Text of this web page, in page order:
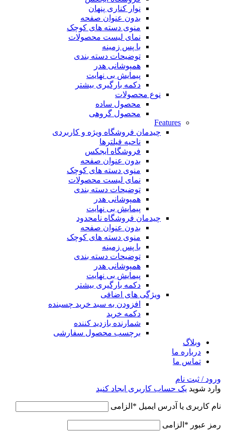
نوار کناری پنهان
بدون عنوان صفحه
منوی دسته های کوچک
نمای لیست محصولات
با پس زمینه
توضیحات دسته بندی
همپوشانی هدر
پیمایش بی نهایت
دکمه بارگیری بیشتر
نوع محصولات
محصول ساده
محصول گروهی
Features
چیدمان فروشگاه ویژه و کاربردی
ناحیه فیلترها
فروشگاه ایجکس
بدون عنوان صفحه
منوی دسته های کوچک
نمای لیست محصولات
توضیحات دسته بندی
همپوشانی هدر
پیمایش بی نهایت
چیدمان فروشگاه نامحدود
بدون عنوان صفحه
منوی دسته های کوچک
با پس زمینه
توضیحات دسته بندی
همپوشانی هدر
پیمایش بی نهایت
دکمه بارگیری بیشتر
ویژگی های اضافی
افزودن به سبد خرید چسبنده
دکمه خرید
شمارنده بازدید کننده
برچسب محصول سفارشی
وبلاگ
درباره ما
تماس ما
ورود / ثبت نام
وارد شوید یک حساب کاربری ایجاد کنید
نام کاربری یا آدرس ایمیل * الزامی
رمز عبور * الزامی